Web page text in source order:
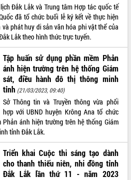
Đắk Lắk và Trung tâm Hợp tác quốc tế
đã tổ chức buổi lễ ký kết về thực hiện
phát huy di sản văn hóa phi vật thể của
Lắk theo hình thức trực tuyến.
Tập huấn sử dụng phần mềm Phản
ánh hiện trường trên hệ thống Giám
sát, điều hành đô thị thông minh
tỉnh (21/03/2023, 09:40)
Sở Thông tin và Truyền thông vừa phối
hợp với UBND huyện Krông Ana tổ chức
ánh hiện trường trên hệ thống Giám
tỉnh Đắk Lắk.
Triển khai Cuộc thi sáng tạo dành
cho thanh thiếu niên, nhi đồng tỉnh
Đắk Lắk lần thứ 11 - năm 2023